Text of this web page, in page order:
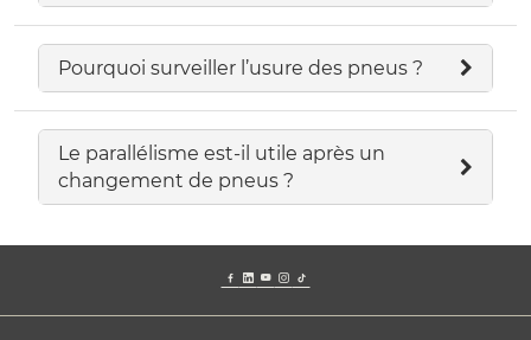
Pourquoi surveiller l’usure des pneus ?
Le parallélisme est-il utile après un
changement de pneus ?